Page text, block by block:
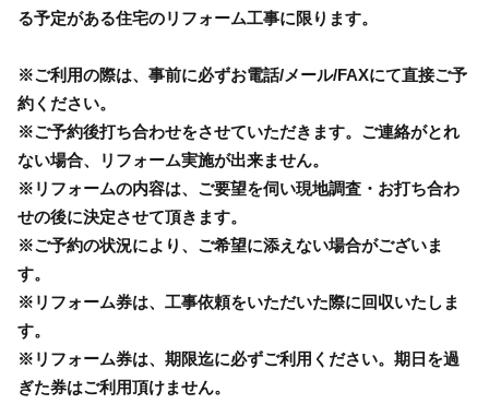
る予定がある住宅のリフォーム工事に限ります。
※ご利用の際は、事前に必ずお電話/メール/FAXにて直接ご予
約ください。
※ご予約後打ち合わせをさせていただきます。ご連絡がとれ
ない場合、リフォーム実施が出来ません。
※リフォームの内容は、ご要望を伺い現地調査・お打ち合わ
せの後に決定させて頂きます。
※ご予約の状況により、ご希望に添えない場合がございま
す。
※リフォーム券は、工事依頼をいただいた際に回収いたしま
す。
※リフォーム券は、期限迄に必ずご利用ください。期日を過
ぎた券はご利用頂けません。